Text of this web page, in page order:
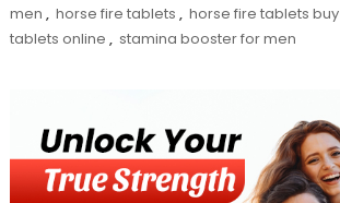
men , horse fire tablets , horse fire tablets buy
tablets online , stamina booster for men